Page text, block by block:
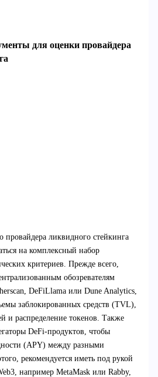
для оценки провайдера
ликвидного стейкинга
на комплексный набор
критериев. Прежде всего,
обозревателям
DeFiLlama или Dune Analytics,
заблокированных средств (TVL),
и распределение токенов. Также
DeFi-продуктов, чтобы
(APY) между разными
рекомендуется иметь под рукой
например MetaMask или Rabby,